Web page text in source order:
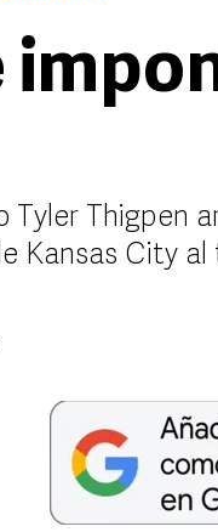
Tyler Thigpen
Kansas City